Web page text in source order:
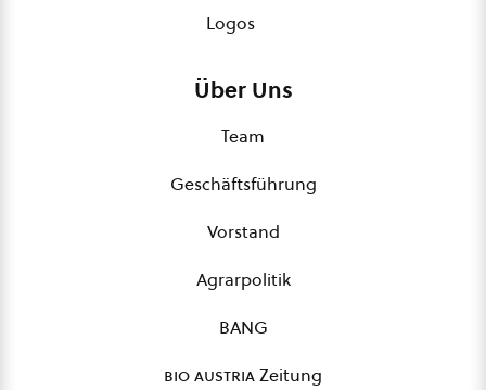
Logos
Über Uns
Team
Geschäftsführung
Vorstand
Agrarpolitik
BANG
bio austriaZeitung